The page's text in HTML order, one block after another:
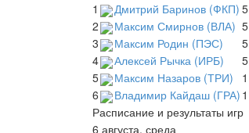
1
Дмитрий Баринов (ФКП) 5
2
Максим Смирнов (ВЛА) 5
3
Максим Родин (ПЭС) 5
4
Алексей Рычка (ИРБ) 5
5
Максим Назаров (ТРИ) 1
6
Владимир Кайдаш (ГРА) 1
Расписание и результаты игр
6 августа, среда